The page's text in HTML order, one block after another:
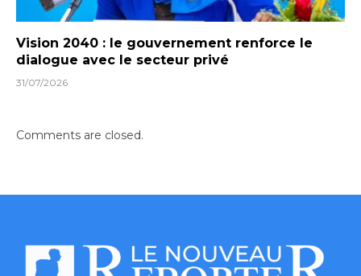
Vision 2040 : le gouvernement renforce le
dialogue avec le secteur privé
31/07/2026
Comments are closed.